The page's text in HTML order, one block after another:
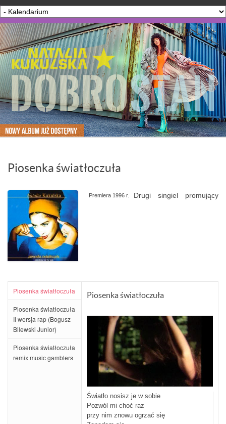
Piosenka światłoczuła
Premiera 1996 r. Drugi singiel promujący
światłoczułej" znajdziemy również wywiad, który przeprowadził z
Natalią Hieronim Wrona.
Materiał znajdujący się na singlu:
Piosenka światłoczuła album version,
Piosenka światłoczuła II wersja rap (Bogusz Bilewski Junior),
Piosenka światłoczuła remix music gamblers
Piosenka światłoczuła
Piosenka światłoczuła
II wersja rap (Bogusz
Bilewski Junior)
Piosenka światłoczuła
remix music gamblers
Piosenka światłoczuła
Światło nosisz je w sobie
Pozwól mi choć raz
przy nim znowu ogrzać się